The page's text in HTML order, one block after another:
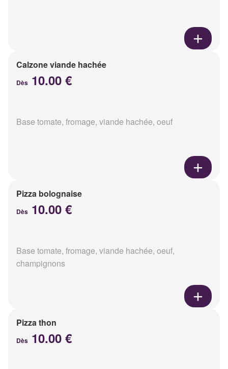
Calzone viande hachée
Dès 10.00 €
Base tomate, fromage, viande hachée, oeuf
Pizza bolognaise
Dès 10.00 €
Base tomate, fromage, viande hachée, oeuf,
champignons
Pizza thon
Dès 10.00 €